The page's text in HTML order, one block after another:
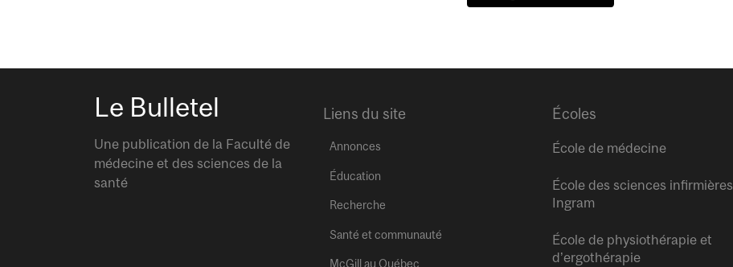
Le Bulletel
Une publication de la Faculté de
médecine et des sciences de la
santé
Liens du site
Annonces
Éducation
Recherche
Santé et communauté
McGill au Québec
Écoles
École de médecine
École des sciences infirmières
Ingram
École de physiothérapie et
d’ergothérapie